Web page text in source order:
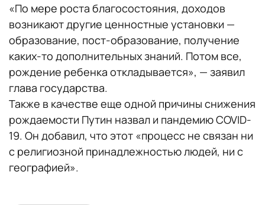
«По мере роста благосостояния, доходов
возникают другие ценностные установки —
образование, пост-образование, получение
каких-то дополнительных знаний. Потом все,
рождение ребенка откладывается», — заявил
глава государства.
Также в качестве еще одной причины снижения
рождаемости Путин назвал и пандемию COVID-
19. Он добавил, что этот «процесс не связан ни
с религиозной принадлежностью людей, ни с
географией».